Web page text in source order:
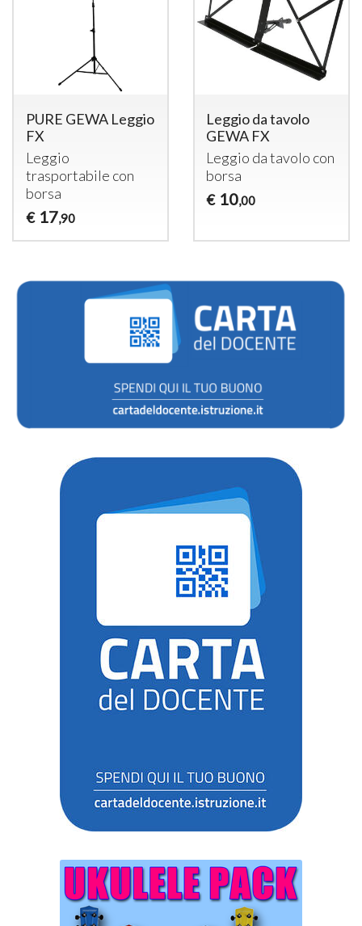
PURE GEWA Leggio
FX
Leggio
trasportabile con
borsa
€ 17,90
Leggio da tavolo
GEWA FX
Leggio da tavolo con
borsa
€ 10,00